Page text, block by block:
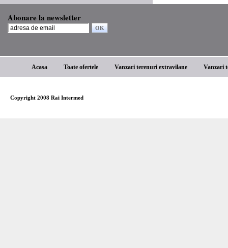
Abonare la newsletter
Acasa Toate ofertele Vanzari terenuri extravilane Vanzari
Copyright 2008 Rai Intermed